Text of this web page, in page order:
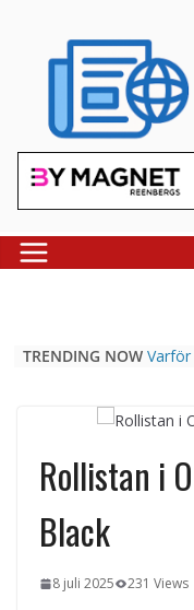
content
TRENDING NOW
miljö
Det
Rollistan i
Black
8 juli 2025 231 Views